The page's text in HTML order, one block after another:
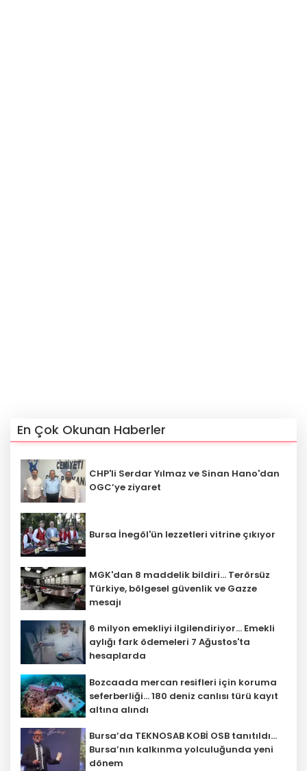
En Çok Okunan Haberler
CHP'li Serdar Yılmaz ve Sinan Hano'dan
OGC’ye ziyaret
Bursa İnegöl'ün lezzetleri vitrine çıkıyor
MGK'dan 8 maddelik bildiri... Terörsüz
Türkiye, bölgesel güvenlik ve Gazze
mesajı
6 milyon emekliyi ilgilendiriyor... Emekli
aylığı fark ödemeleri 7 Ağustos'ta
hesaplarda
Bozcaada mercan resifleri için koruma
seferberliği... 180 deniz canlısı türü kayıt
altına alındı
Bursa’da TEKNOSAB KOBİ OSB tanıtıldı...
Bursa’nın kalkınma yolculuğunda yeni
dönem